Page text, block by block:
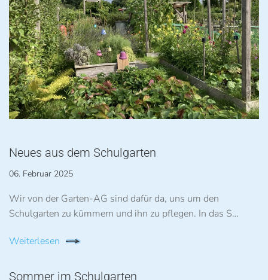
Neues aus dem Schulgarten
06. Februar 2025
Wir von der Garten-AG sind dafür da, uns um den
Schulgarten zu kümmern und ihn zu pflegen. In das S…
Weiterlesen
Sommer im Schulgarten